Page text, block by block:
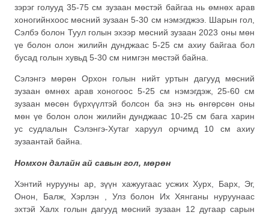
зэрэг голууд 35-75 см зузаан мөстэй байгаа нь өмнөх арав
хоногийнхоос мөсний зузаан 5-30 см нэмэгджээ. Шарын гол,
Сэлбэ болон Туул голын эхээр мөсний зузаан 2023 оны мөн
үе болон олон жилийн дунджаас 5-25 см ахиу байгаа бол
бусад голын хувьд 5-30 см нимгэн мөстэй байна.
Сэлэнгэ мөрөн Орхон голын нийт уртын дагууд мөсний
зузаан өмнөх арав хоногоос 5-25 см нэмэгдэж, 25-60 см
зузаан мөсөн бүрхүүлтэй болсон ба энэ нь өнгөрсөн оны
мөн үе болон олон жилийн дунджаас 10-25 см бага харин
ус судлалын Сэлэнгэ-Хутаг харуул орчимд 10 см ахиу
зузаантай байна.
Номхон далайн ай савын гол, мөрөн
Хэнтий нурууны ар, зүүн хажуугаас усжих Хурх, Барх, Эг,
Онон, Балж, Хэрлэн , Улз болон Их Хянганы нуруунаас
эхтэй Халх голын дагууд мөсний зузаан 12 дугаар сарын